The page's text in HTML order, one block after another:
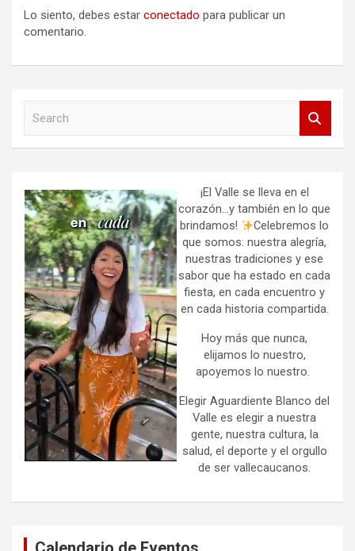
Lo siento, debes estar conectado para publicar un
comentario.
h
¡El Valle se lleva en el
corazón…y también en lo que
brindamos!
Celebremos lo
que somos: nuestra alegría,
nuestras tradiciones y ese
sabor que ha estado en cada
fiesta, en cada encuentro y
en cada historia compartida.
Hoy más que nunca,
elijamos lo nuestro,
apoyemos lo nuestro.
Elegir Aguardiente Blanco del
Valle es elegir a nuestra
gente, nuestra cultura, la
salud, el deporte y el orgullo
de ser vallecaucanos.